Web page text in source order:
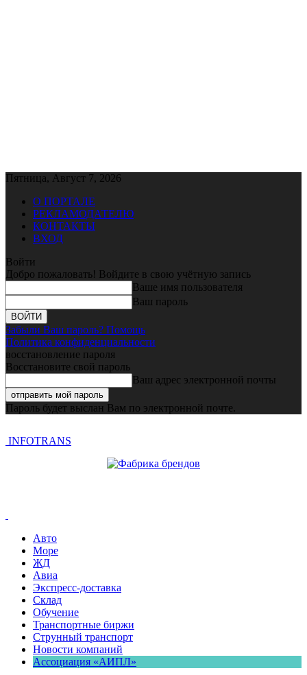
Пятница, Август 7, 2026
О ПОРТАЛЕ
РЕКЛАМОДАТЕЛЮ
КОНТАКТЫ
ВХОД
Войти
Добро пожаловать! Войдите в свою учётную запись
Ваше имя пользователя
Ваш пароль
Забыли Ваш пароль? Помощь
Политика конфиденциальности
восстановление пароля
Восстановите свой пароль
Ваш адрес электронной почты
Пароль будет выслан Вам по электронной почте.
INFOTRANS
Авто
Море
ЖД
Авиа
Экспресс-доставка
Склад
Обучение
Транспортные биржи
Струнный транспорт
Новости компаний
Ассоциация «АИПЛ»